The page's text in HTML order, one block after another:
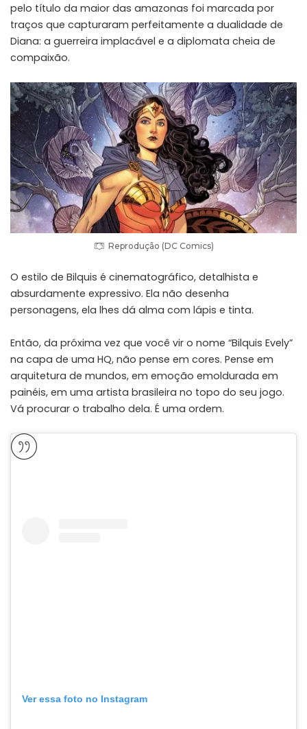
pelo título da maior das amazonas foi marcada por
traços que capturaram perfeitamente a dualidade de
Diana: a guerreira implacável e a diplomata cheia de
compaixão.
Reprodução (DC Comics)
O estilo de Bilquis é cinematográfico, detalhista e
absurdamente expressivo. Ela não desenha
personagens, ela lhes dá alma com lápis e tinta.
Então, da próxima vez que você vir o nome “Bilquis Evely”
na capa de uma HQ, não pense em cores. Pense em
arquitetura de mundos, em emoção emoldurada em
painéis, em uma artista brasileira no topo do seu jogo.
Vá procurar o trabalho dela. É uma ordem.
Ver essa foto no Instagram